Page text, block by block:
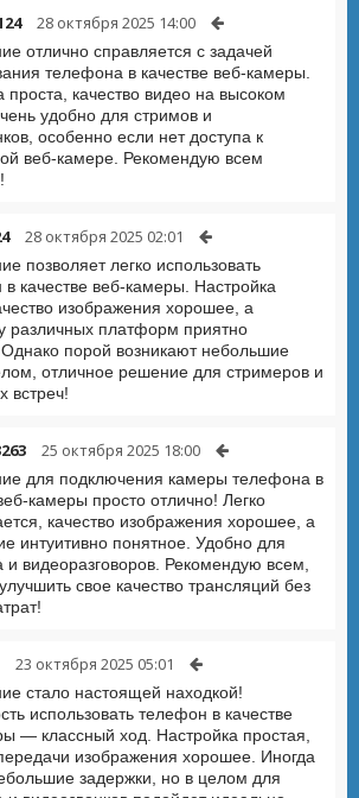
28 октября 2025 14:00
отлично справляется с задачей
телефона в качестве веб-камеры.
проста, качество видео на высоком
удобно для стримов и
особенно если нет доступа к
веб-камере. Рекомендую всем
28 октября 2025 02:01
позволяет легко использовать
качестве веб-камеры. Настройка
изображения хорошее, а
различных платформ приятно
Однако порой возникают небольшие
отличное решение для стримеров и
встреч!
25 октября 2025 18:00
для подключения камеры телефона в
камеры просто отлично! Легко
качество изображения хорошее, а
интуитивно понятное. Удобно для
и видеоразговоров. Рекомендую всем,
свое качество трансляций без
23 октября 2025 05:01
стало настоящей находкой!
использовать телефон в качестве
— классный ход. Настройка простая,
изображения хорошее. Иногда
задержки, но в целом для